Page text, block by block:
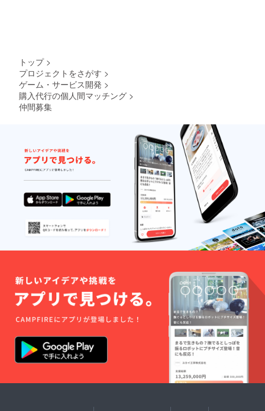
トップ >
プロジェクトをさがす >
ゲーム・サービス開発 >
購入代行の個人間マッチング >
仲間募集